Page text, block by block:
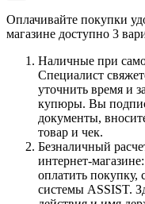
Оплачивайте покупки
магазине доступно 3
Наличные при
Специалист
уточнить время и
купюры. Вы
документы,
товар и чек.
Безналичный
интернет-
оплатить покупку,
системы ASSIST.